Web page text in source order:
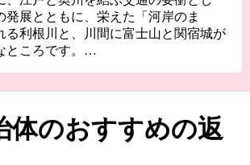
発展とともに、栄えた「河岸のま
る利根川と、川間に富士山と関宿城が
ころです。
会」をはじめ、世界大会基準のアーバ
、人工サーフィン場「city wave」など
も力を入れており、町の地域資源を生
体のおすすめの返